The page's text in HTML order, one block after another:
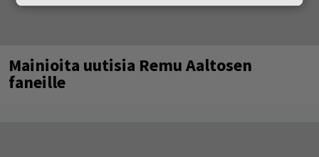
Mainioita uutisia Remu Aaltosen
faneille